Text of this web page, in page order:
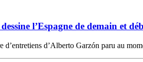
l’Espagne de demain et
d’Alberto Garzón paru au